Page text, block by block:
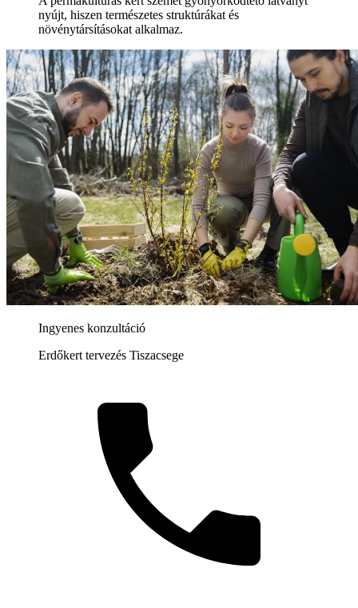
nyújt, hiszen természetes struktúrákat és
növénytársításokat alkalmaz.
Ingyenes konzultáció
Erdőkert tervezés Tiszacsege